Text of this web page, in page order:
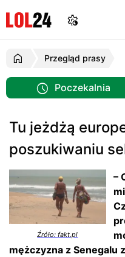
Przegląd prasy
Poczekalnia
Tu jeżdżą
poszukiwaniu
Źróło: fakt.pl
–
mężczyzna z Senegalu